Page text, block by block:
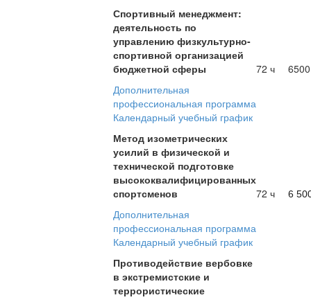
Спортивный менеджмент:
деятельность по
управлению физкультурно-
спортивной организацией
бюджетной сферы
Дополнительная
профессиональная программа
Календарный учебный график
72 ч
Метод изометрических
усилий в физической и
технической подготовке
высококвалифицированных
спортсменов
Дополнительная
профессиональная программа
Календарный учебный график
72 ч 6
Противодействие вербовке
в экстремистские и
террористические